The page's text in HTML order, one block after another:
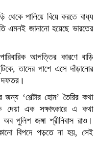
থেকে পালিয়ে বিয়ে করতে বাধ্য
এমনই জানানো হয়েছে ভারতের
আপত্তির কারণে বাড়ি
তাদের পাশে এসে দাঁড়ানোর
দফতর।
‘শেল্টার হোম’ তৈরির কথা
দেয়া এক সক্ষাৎকারে এ কথা
অব পুলিশ জঙ্গা শ্রীনিবাস রাও।
বিপদে পড়তে না হয়, সেই